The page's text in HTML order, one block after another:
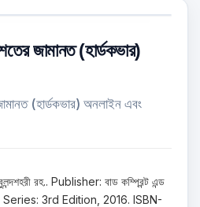
জামানত (হার্ডকভার)
(হার্ডকভার) অনলাইন এবং
রহ.. Publisher: বাড কম্প্রিন্ট এন্ড
Series: 3rd Edition, 2016. ISBN-